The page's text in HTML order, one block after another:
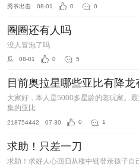
秀爷出击 08-01 0 0
圈圈还有人吗
没人冒泡了吗
瓜 08-01 0 5
目前奥拉星哪些亚比有降龙
大家好，本人是5000多星龄的老玩家。
集的亚比
218754442 07-30 0 1
求助！只差一刀
求助！求好人心回归从楼中链登录孩子